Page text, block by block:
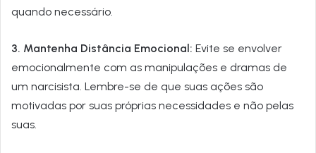
quando necessário.
3. Mantenha Distância Emocional: Evite se envolver
emocionalmente com as manipulações e dramas de
um narcisista. Lembre-se de que suas ações são
motivadas por suas próprias necessidades e não pelas
suas.